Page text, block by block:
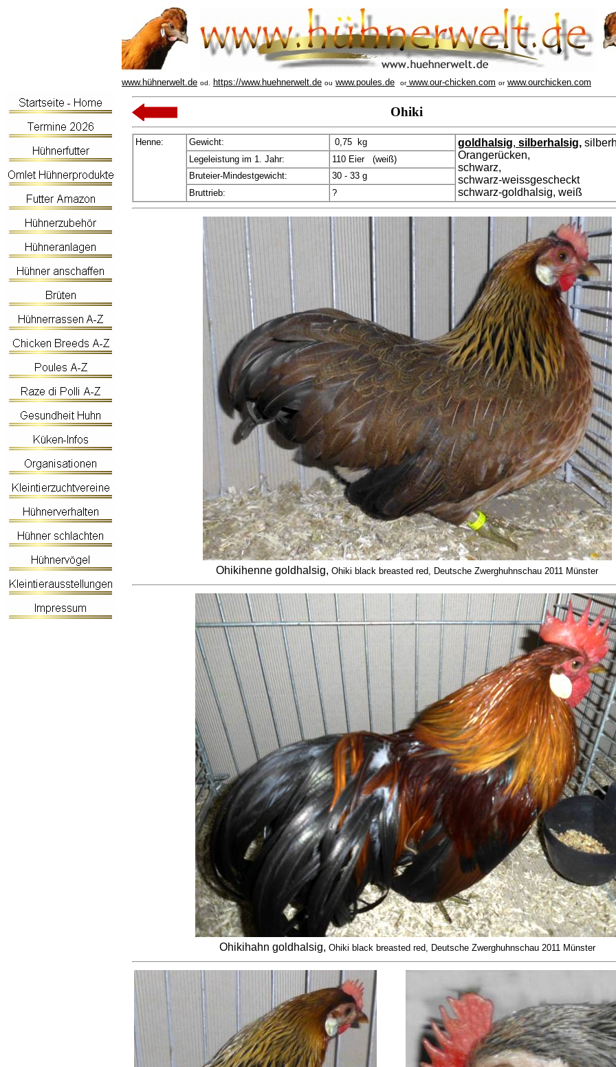
www.hühnerwelt.de od. https://www.huehnerwelt.de ou www.poules.de orwww.our-chicken.com or www.ourchicken.com
Ohiki
Henne: Gewicht: 0,75 kg goldhalsig, silberhalsig,
Orangerücken,
schwarz,
schwarz-weissgescheckt
schwarz-goldhalsig, weiß
Legeleistung im 1. Jahr:
110 Eier (weiß)
Bruteier-Mindestgewicht:
30 - 33 g
Bruttrieb:
?
Ohikihenne goldhalsig, Ohiki black breasted red, Deutsche Zwerghuhnschau 2011 Münster
Ohikihahn goldhalsig, Ohiki black breasted red, Deutsche Zwerghuhnschau 2011 Münster